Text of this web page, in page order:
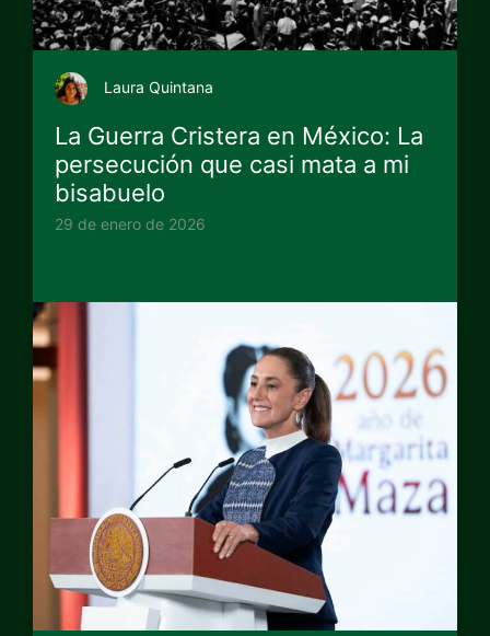
Laura Quintana
La Guerra Cristera en México: La
persecución que casi mata a mi
bisabuelo
29 de enero de 2026